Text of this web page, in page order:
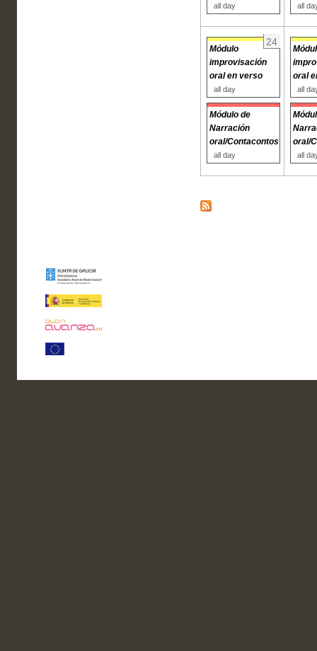
all day all
24
Módulo
improvisación
oral en verso
all day
Módulo de
Narración
oral/Contacontos
all day
oral
all
oral/
all